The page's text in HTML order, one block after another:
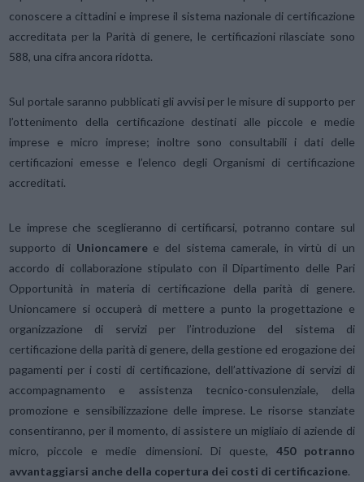
conoscere a cittadini e imprese il sistema nazionale di certificazione
accreditata per la Parità di genere, le certificazioni rilasciate sono
588, una cifra ancora ridotta.
Sul portale saranno pubblicati gli avvisi per le misure di supporto per
l’ottenimento della certificazione destinati alle piccole e medie
imprese e micro imprese; inoltre sono consultabili i dati delle
certificazioni emesse e l’elenco degli Organismi di certificazione
accreditati.
Le imprese che sceglieranno di certificarsi, potranno contare sul
supporto di Unioncameree del sistema camerale, in virtù di un
accordo di collaborazione stipulato con il Dipartimento delle Pari
Opportunità in materia di certificazione della parità di genere.
Unioncamere si occuperà di mettere a punto la progettazione e
organizzazione di servizi per l’introduzione del sistema di
certificazione della parità di genere, della gestione ed erogazione dei
pagamenti per i costi di certificazione, dell’attivazione di servizi di
accompagnamento e assistenza tecnico-consulenziale, della
promozione e sensibilizzazione delle imprese. Le risorse stanziate
consentiranno, per il momento, di assistere un migliaio di aziende di
micro, piccole e medie dimensioni. Di queste, 450 potranno
avvantaggiarsi anche della copertura dei costi di certificazione.